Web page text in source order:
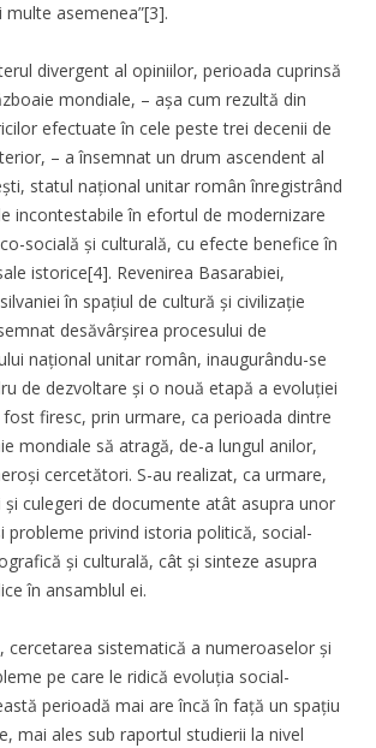
asemenea”[3].
divergent al opiniilor, perioada cuprinsă
mondiale, – așa cum rezultă din
efectuate în cele peste trei decenii de
– a însemnat un drum ascendent al
statul național unitar român înregistrând
incontestabile în efortul de modernizare
socială și culturală, cu efecte benefice în
istorice[4]. Revenirea Basarabiei,
în spațiul de cultură și civilizație
desăvârșirea procesului de
național unitar român, inaugurându-se
de dezvoltare și o nouă etapă a evoluției
firesc, prin urmare, ca perioada dintre
mondiale să atragă, de-a lungul anilor,
cercetători. S-au realizat, ca urmare,
culegeri de documente atât asupra unor
probleme privind istoria politică, social-
și culturală, cât și sinteze asupra
în ansamblul ei.
cercetarea sistematică a numeroaselor și
pe care le ridică evoluția social-
perioadă mai are încă în față un spațiu
mai ales sub raportul studierii la nivel